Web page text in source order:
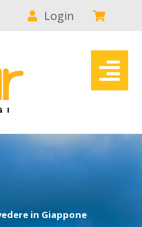
Login
in Giappone